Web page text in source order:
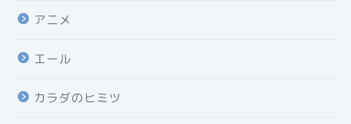
アニメ
エール
カラダのヒミツ